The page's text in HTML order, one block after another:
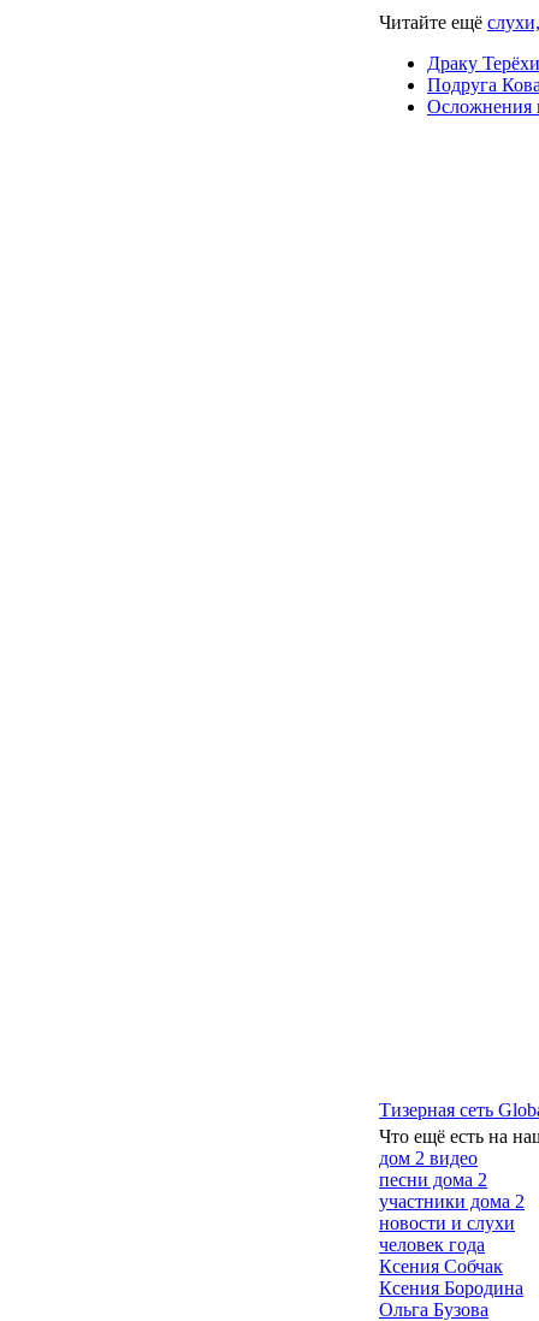
Читайте ещё
Драку
Подруга
Осложнения
Тизерная сеть
Что ещё есть на
дом 2 видео
песни дома 2
участники дома 2
новости и слухи
человек года
Ксения Собчак
Ксения Бородина
Ольга Бузова